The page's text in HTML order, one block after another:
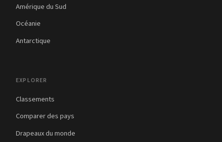
Amérique du Sud
Océanie
Antarctique
EXPLORER
Classements
Comparer des pays
Drapeaux du monde